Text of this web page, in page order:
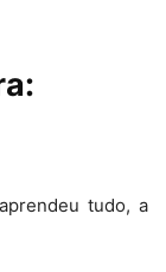
tudo, a